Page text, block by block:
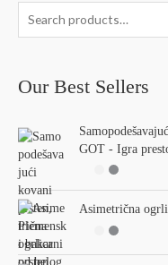
e
r
h
f
o
r
:
Our Best Sellers
GOT - Igra
Asimetrična